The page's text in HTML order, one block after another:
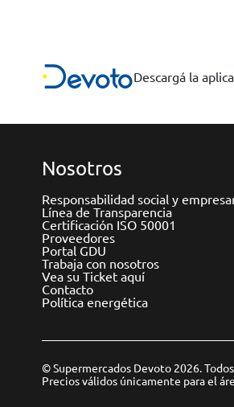
Descargá la
Nosotros
Responsabilidad social y
Línea de Transparencia
Certificación ISO 50001
Proveedores
Portal GDU
Trabaja con nosotros
Vea su Ticket aquí
Contacto
Política energética
© Supermercados Devoto 2026.
Precios válidos únicamente para el